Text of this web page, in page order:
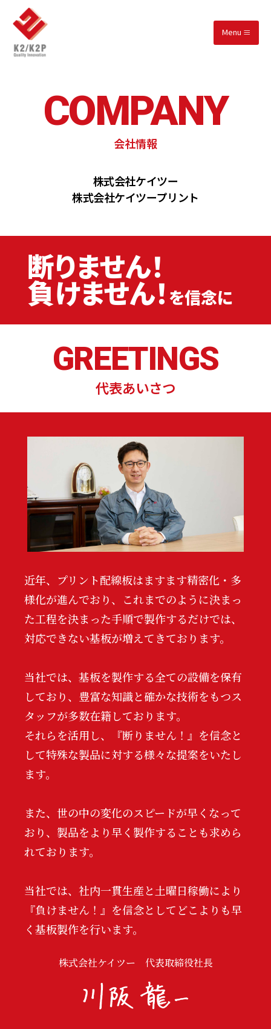
Menu
COMPANY
会社情報
株式会社ケイツー
株式会社ケイツープリント
断りません！
負けません！ を信念に
GREETINGS
代表あいさつ
近年、プリント配線板はますます精密化・多
様化が進んでおり、これまでのように決まっ
た工程を決まった手順で製作するだけでは、
対応できない基板が増えてきております。
当社では、基板を製作する全ての設備を保有
しており、豊富な知識と確かな技術をもつス
タッフが多数在籍しております。
それらを活用し、『断りません！』を信念と
して特殊な製品に対する様々な提案をいたし
ます。
また、世の中の変化のスピードが早くなって
おり、製品をより早く製作することも求めら
れております。
当社では、社内一貫生産と土曜日稼働により
『負けません！』を信念としてどこよりも早
く基板製作を行います。
株式会社ケイツー 代表取締役社長